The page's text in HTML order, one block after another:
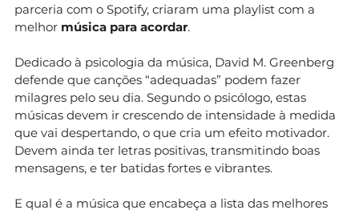
parceria com o Spotify, criaram uma playlist com a
melhor música para acordar.
Dedicado à psicologia da música, David M. Greenberg
defende que canções “adequadas” podem fazer
milagres pelo seu dia. Segundo o psicólogo, estas
músicas devem ir crescendo de intensidade à medida
que vai despertando, o que cria um efeito motivador.
Devem ainda ter letras positivas, transmitindo boas
mensagens, e ter batidas fortes e vibrantes.
E qual é a música que encabeça a lista das melhores